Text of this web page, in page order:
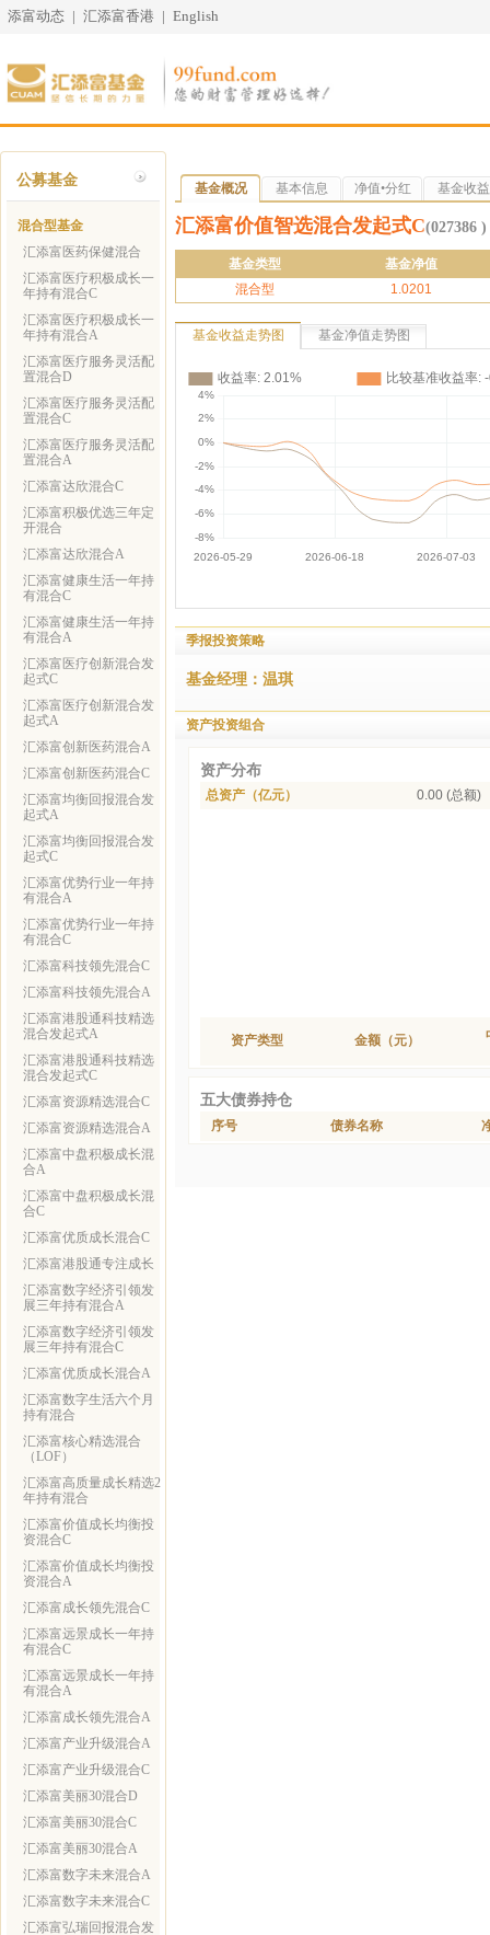
添富动态 | 汇添富香港 | English
公募基金
混合型基金
汇添富医药保健混合
汇添富医疗积极成长一
年持有混合C
汇添富医疗积极成长一
年持有混合A
汇添富医疗服务灵活配
置混合D
汇添富医疗服务灵活配
置混合C
汇添富医疗服务灵活配
置混合A
汇添富达欣混合C
汇添富积极优选三年定
开混合
汇添富达欣混合A
汇添富健康生活一年持
有混合C
汇添富健康生活一年持
有混合A
汇添富医疗创新混合发
起式C
汇添富医疗创新混合发
起式A
汇添富创新医药混合A
汇添富创新医药混合C
汇添富均衡回报混合发
起式A
汇添富均衡回报混合发
起式C
汇添富优势行业一年持
有混合A
汇添富优势行业一年持
有混合C
汇添富科技领先混合C
汇添富科技领先混合A
汇添富港股通科技精选
混合发起式A
汇添富港股通科技精选
混合发起式C
汇添富资源精选混合C
汇添富资源精选混合A
汇添富中盘积极成长混
合A
汇添富中盘积极成长混
合C
汇添富优质成长混合C
汇添富港股通专注成长
汇添富数字经济引领发
展三年持有混合A
汇添富数字经济引领发
展三年持有混合C
汇添富优质成长混合A
汇添富数字生活六个月
持有混合
汇添富核心精选混合
（LOF）
汇添富高质量成长精选2
年持有混合
汇添富价值成长均衡投
资混合C
汇添富价值成长均衡投
资混合A
汇添富成长领先混合C
汇添富远景成长一年持
有混合C
汇添富远景成长一年持
有混合A
汇添富成长领先混合A
汇添富产业升级混合A
汇添富产业升级混合C
汇添富美丽30混合D
汇添富美丽30混合C
汇添富美丽30混合A
汇添富数字未来混合A
汇添富数字未来混合C
汇添富弘瑞回报混合发
基金概况 基本信息 净值•分红 基金收益
汇添富价值智选混合发起式C(027386 )
基金类型
基金净值
混合型
1.0201
基金收益走势图 基金净值走势图
季报投资策略
基金经理：温琪
资产投资组合
资产分布
总资产（亿元） 0.00 (总额)
资产类型 金额（元）
五大债券持仓
序号 债券名称